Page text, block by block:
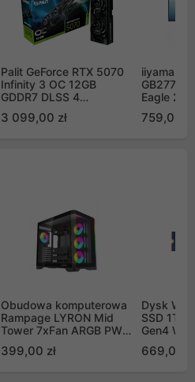
Palit GeForce RTX 5070
Infinity 3 OC 12GB
GDDR7 DLSS 4
GB2050S)
3 099,00 zł
iiyama G-
Eagle 27"
759,00 zł
Obudowa komputerowa
Rampage LYRON Mid
Tower 7xFan ARGB PWM
399,00 zł
Dysk WD
SSD 1TB
Gen4
669,00